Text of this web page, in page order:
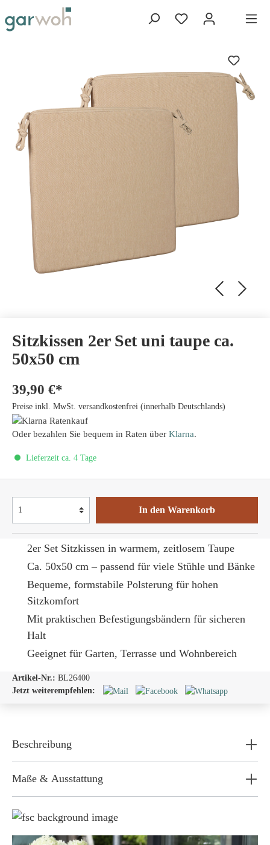
Sitzkissen 2er Set uni taupe ca.
50x50 cm
2er Set Sitzkissen in warmem, zeitlosem Taupe
Ca. 50x50 cm – passend für viele Stühle und Bänke
Bequeme, formstabile Polsterung für hohen
Sitzkomfort
Mit praktischen Befestigungsbändern für sicheren
Halt
Geeignet für Garten, Terrasse und Wohnbereich
39,90 €*
Preise inkl. MwSt. versandkostenfrei (innerhalb Deutschlands)
Oder bezahlen Sie bequem in Raten über Klarna.
Lieferzeit ca. 4 Tage
In den Warenkorb
Artikel-Nr.: BL26400
Jetzt weiterempfehlen:
Beschreibung
Maße & Ausstattung